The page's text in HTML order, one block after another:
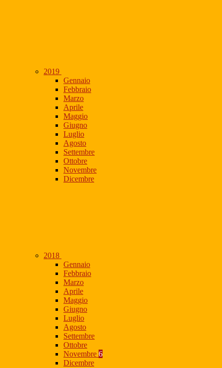
2019
Gennaio
Febbraio
Marzo
Aprile
Maggio
Giugno
Luglio
Agosto
Settembre
Ottobre
Novembre
Dicembre
2018
Gennaio
Febbraio
Marzo
Aprile
Maggio
Giugno
Luglio
Agosto
Settembre
Ottobre
Novembre 6
Dicembre